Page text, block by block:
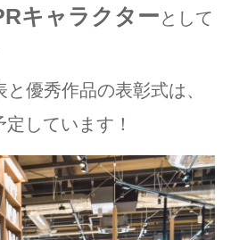
キャラクターとして
優秀作品の表彰式は、
定しています！